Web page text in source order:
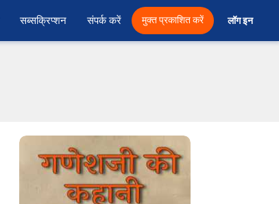
सब्सक्रिप्शन संपर्क करें मुक्त प्रकाशित करें लॉग इन